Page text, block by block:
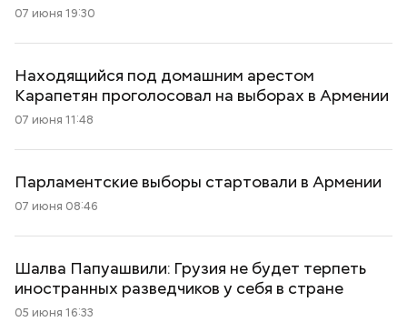
07 июня 19:30
Находящийся под домашним арестом
Карапетян проголосовал на выборах в Армении
07 июня 11:48
Парламентские выборы стартовали в Армении
07 июня 08:46
Шалва Папуашвили: Грузия не будет терпеть
иностранных разведчиков у себя в стране
05 июня 16:33